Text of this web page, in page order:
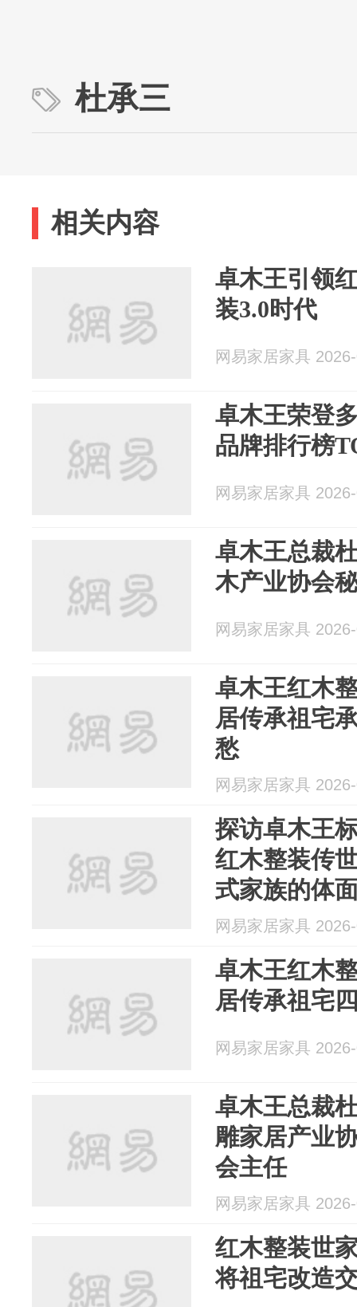
杜承三
相关内容
卓木王引领
装3.0时代
网易家居家具
卓木王荣登
品牌排行榜
网易家居家具
卓木王总裁
木产业协会
网易家居家具
卓木王红木
居传承祖宅
愁
网易家居家具
探访卓木王
红木整装传
式家族的体
网易家居家具
卓木王红木
居传承祖宅
网易家居家具
卓木王总裁
雕家居产业
会主任
网易家居家具
红木整装世
将祖宅改造